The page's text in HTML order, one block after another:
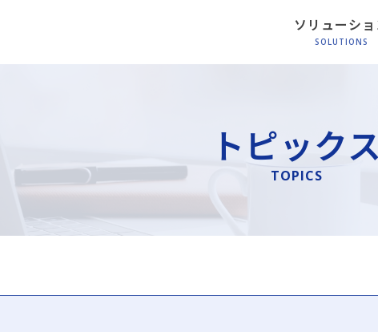
ソリューショ
SOLUTIONS
トピックス
TOPICS